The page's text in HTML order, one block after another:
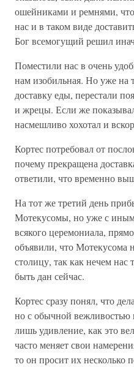
ошейниками и ремнями,
нас и в таком виде
Бог всемогущий решил
Поместили нас в очень
нам изобильная. Но уже на
доставку еды, перестали
и жрецы. Если же
насмешливо хохотал и
Кортес потребовал от
почему прекращена
ответили, что временно
На тот же третий день
Мотекусомы, но уже с
всякого церемониала,
объявили, что Мотекусома
столицу, так как нечем нас
быть дан сейчас.
Кортес сразу понял, что
но с обычной вежливостью
лишь удивление, как это
часто меняет свои
то он просит их несколько